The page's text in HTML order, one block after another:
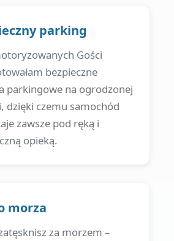
parking
Gości
bezpieczne
parkingowe na ogrodzonej
dzięki czemu samochód
zawsze pod ręką i
opieką.
morza
za morzem –